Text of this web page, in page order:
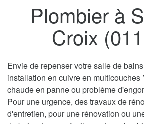
Plombier à
Croix
Envie de repenser votre salle de
installation en cuivre en multicouches
chaude en panne ou problème
Pour une urgence, des travaux de
d'entretien, pour une rénovation ou